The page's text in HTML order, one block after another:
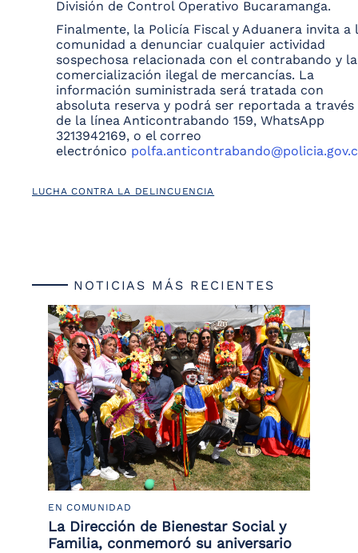
División de Control Operativo Bucaramanga.
Finalmente, la Policía Fiscal y Aduanera invita a
comunidad a denunciar cualquier actividad
sospechosa relacionada con el contrabando y la
comercialización ilegal de mercancías. La
información suministrada será tratada con
absoluta reserva y podrá ser reportada a través
de la línea Anticontrabando 159, WhatsApp
3213942169, o el correo
electrónico
LUCHA CONTRA LA DELINCUENCIA
NOTICIAS MÁS RECIENTES
EN COMUNIDAD
La Dirección de Bienestar Social y
Familia, conmemoró su aniversario